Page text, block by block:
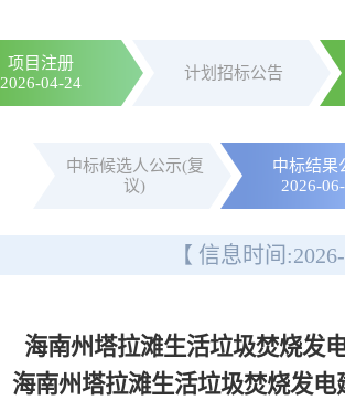
项目注册
2026-04-24
计划招标公告
中标候选人公示(复
议)
中标结果
2026-
【 信息时间:
海南州塔拉滩生活垃圾焚烧发
海南州塔拉滩生活垃圾焚烧发